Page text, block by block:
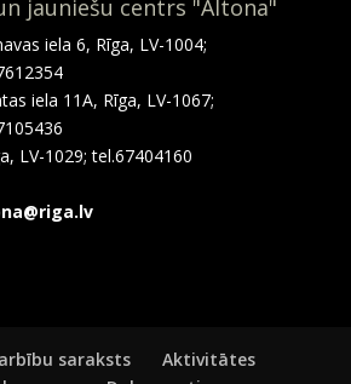
jauniešu centrs "Altona"
iela 6, Rīga, LV-1004;
iela 11A, Rīga, LV-1067;
LV-1029; tel.67404160
saraksts
Aktivitātes